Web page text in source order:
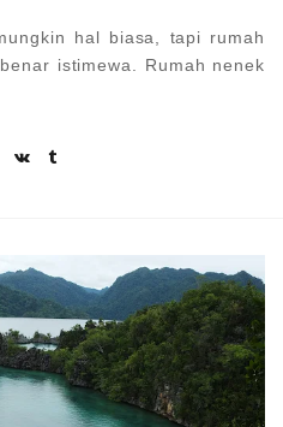
hal biasa, tapi rumah
istimewa. Rumah nenek